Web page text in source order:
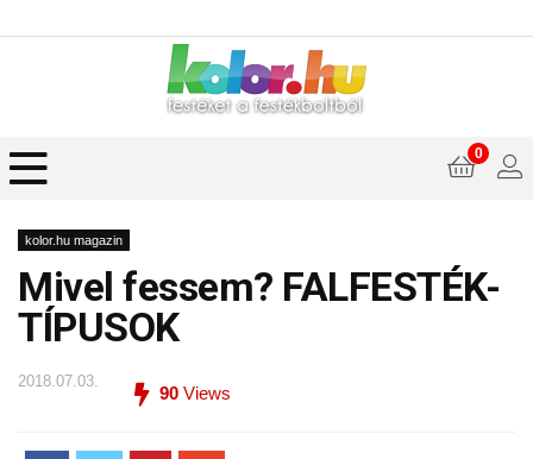
0
kolor.hu magazin
Mivel fessem? FALFESTÉK-
TÍPUSOK
2018.07.03.
90 Views